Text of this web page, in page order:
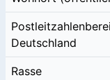
Deutschland
Rasse